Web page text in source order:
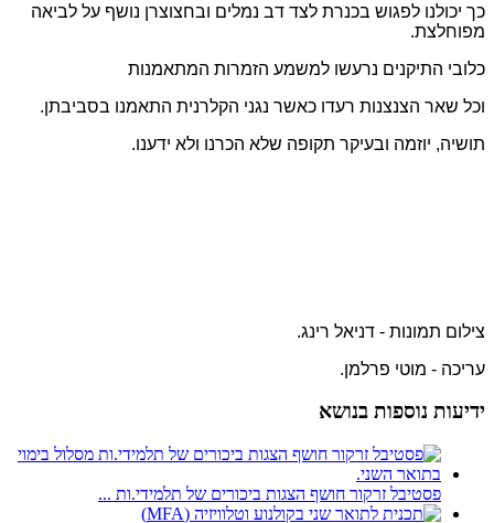
כך יכולנו לפגוש בכנרת לצד דב נמלים ובחצוצרן נושף על לביאה
מפוחלצת.
כלובי התיקנים נרעשו למשמע הזמרות המתאמנות
וכל שאר הצנצנות רעדו כאשר נגני הקלרנית התאמנו בסביבתן.
תושיה, יוזמה ובעיקר תקופה שלא הכרנו ולא ידענו.
צילום תמונות - דניאל רינג.
עריכה - מוטי פרלמן.
ידיעות נוספות בנושא
פסטיבל זרקור חושף הצגות ביכורים של תלמידי.ות ...